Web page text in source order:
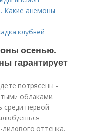
Какие анемоны
клубней
осенью.
гарантирует
потрясены -
облаками.
среди первой
оттенка.